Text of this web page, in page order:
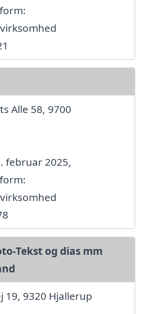
Alle 58, 9700
februar 2025,
Tekst og dias mm
19, 9320 Hjallerup